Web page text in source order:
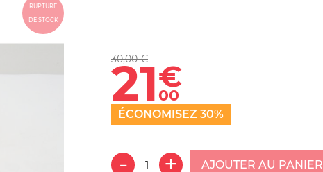
RUPTURE
DE STOCK
30,00 €
21€
00
ÉCONOMISEZ 30%
AJOUTER AU PANIER